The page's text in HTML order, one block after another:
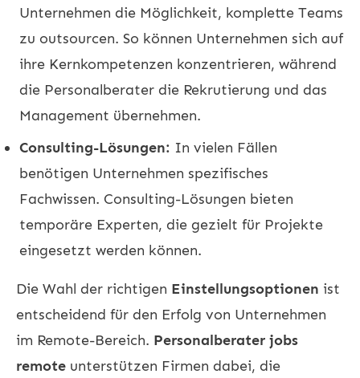
Unternehmen die Möglichkeit, komplette Teams
zu outsourcen. So können Unternehmen sich auf
ihre Kernkompetenzen konzentrieren, während
die Personalberater die Rekrutierung und das
Management übernehmen.
Consulting-Lösungen: In vielen Fällen
benötigen Unternehmen spezifisches
Fachwissen. Consulting-Lösungen bieten
temporäre Experten, die gezielt für Projekte
eingesetzt werden können.
Die Wahl der richtigen Einstellungsoptionen ist
entscheidend für den Erfolg von Unternehmen
im Remote-Bereich. Personalberater jobs
remote unterstützen Firmen dabei, die